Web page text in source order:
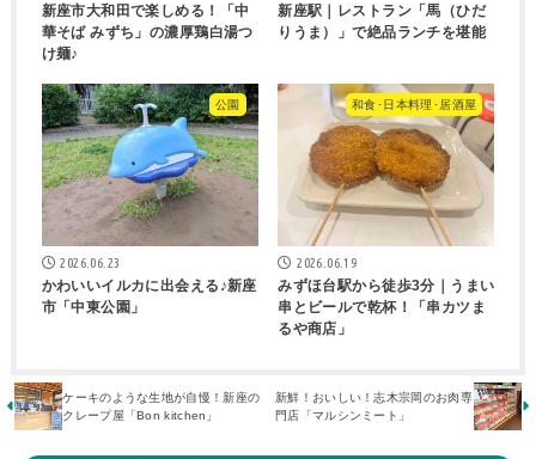
新座市大和田で楽しめる！「中
華そば みずち」の濃厚鶏白湯つ
け麺♪
新座駅｜レストラン「馬（ひだ
りうま）」で絶品ランチを堪能
公園
2026.06.23
かわいいイルカに出会える♪新座
市「中東公園」
和食･日本料理･居酒屋
2026.06.19
みずほ台駅から徒歩3分｜うまい
串とビールで乾杯！「串カツま
るや商店」
ケーキのような生地が自慢！新座の
クレープ屋「Bon kitchen」
新鮮！おいしい！志木宗岡のお肉専
門店「マルシンミート」